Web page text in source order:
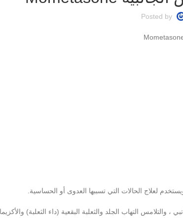
Posted by
، والتلامس التهاب الجلد والثعلبة البقعية (داء الثعلبة)